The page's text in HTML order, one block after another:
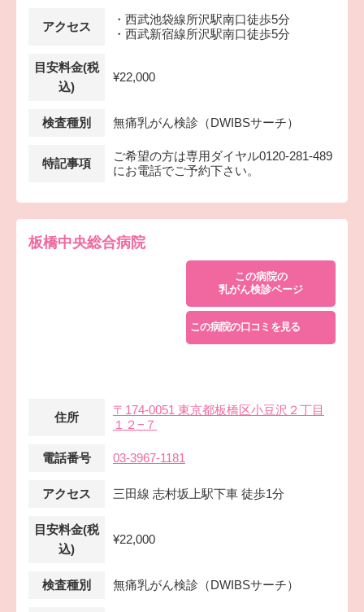
アクセス
・西武池袋線所沢駅南口徒歩5分
・西武新宿線所沢駅南口徒歩5分
目安料金(税
込)
¥22,000
検査種別 無痛乳がん検診（DWIBSサーチ）
特記事項
ご希望の方は専用ダイヤル0120-281-489
にお電話でご予約下さい。
板橋中央総合病院
この病院の
乳がん検診ページ
この病院の口コミを見る
住所
〒174-0051 東京都板橋区小豆沢２丁目
１２−７
電話番号 03-3967-1181
アクセス 三田線 志村坂上駅下車 徒歩1分
目安料金(税
込)
¥22,000
検査種別 無痛乳がん検診（DWIBSサーチ）